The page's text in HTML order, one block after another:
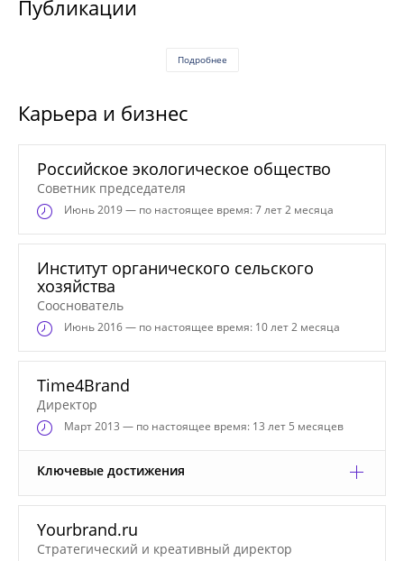
Публикации
Подробнее
Карьера и бизнес
Российское экологическое общество
Советник председателя
Июнь2019 — по настоящее время: 7 лет 2 месяца
Институт органического сельского
хозяйства
Сооснователь
Июнь2016 — по настоящее время: 10 лет 2 месяца
Time4Brand
Директор
Март2013 — по настоящее время: 13 лет 5 месяцев
Ключевые достижения
Yourbrand.ru
Стратегический и креативный директор